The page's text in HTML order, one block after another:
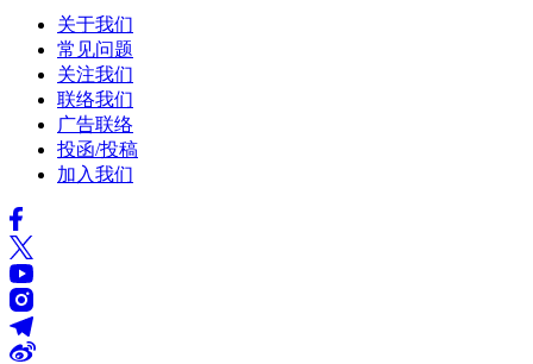
关于我们
常见问题
关注我们
联络我们
广告联络
投函/投稿
加入我们